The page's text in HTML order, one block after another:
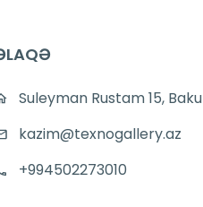
Suleyman Rustam 15, Baku
kazim@texnogallery.az
+994502273010